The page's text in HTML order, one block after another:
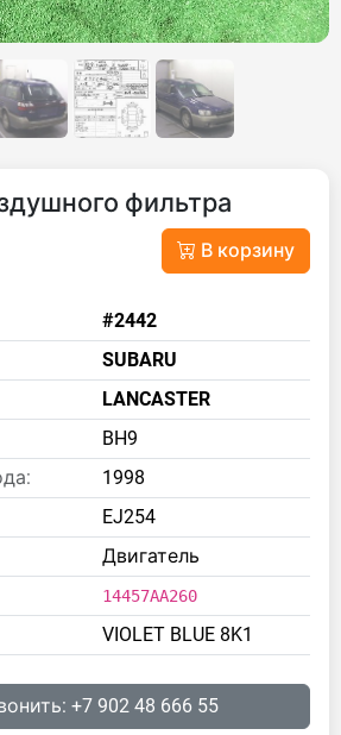
фильтра
В корзину
#2442
SUBARU
LANCASTER
BH9
1998
EJ254
Двигатель
14457AA260
VIOLET BLUE 8K1
+7 902 48 666 55